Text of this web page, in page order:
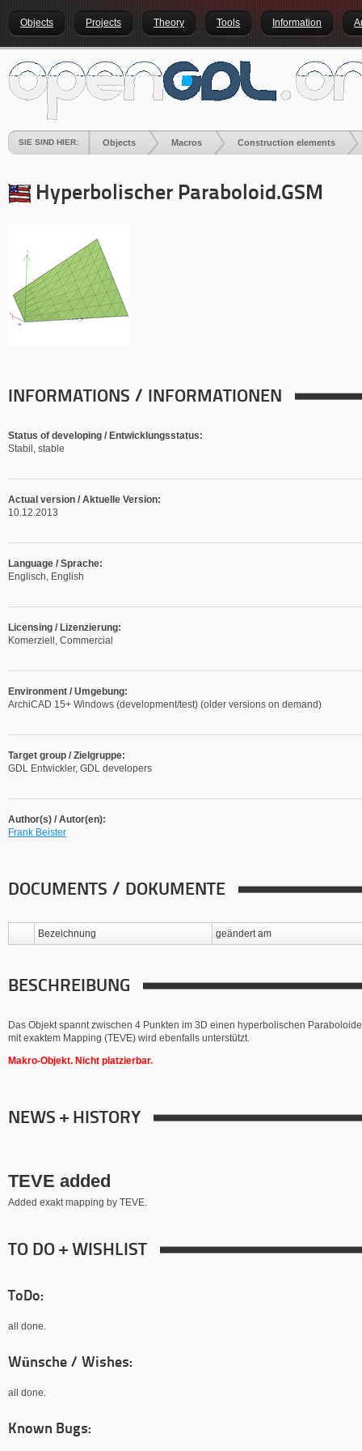
Objects Projects Theory Tools Information
SIE SIND HIER: Objects Macros Construction elements
Hyperbolischer Paraboloid.GSM
INFORMATIONS / INFORMATIONEN
Status of developing / Entwicklungsstatus:
Stabil, stable
Actual version / Aktuelle Version:
10.12.2013
Language / Sprache:
Englisch, English
Licensing / Lizenzierung:
Komerziell, Commercial
Environment / Umgebung:
ArchiCAD 15+ Windows (development/test) (older versions on demand)
Target group / Zielgruppe:
GDL Entwickler, GDL developers
Author(s) / Autor(en):
Frank Beister
DOCUMENTS / DOKUMENTE
Bezeichnung geändert am
BESCHREIBUNG
Das Objekt spannt zwischen 4 Punkten im 3D einen hyperbolischen
mit exaktem Mapping (TEVE) wird ebenfalls unterstützt.
Makro-Objekt. Nicht platzierbar.
NEWS + HISTORY
TEVE added
Added exakt mapping by TEVE.
TO DO + WISHLIST
ToDo:
all done.
Wünsche / Wishes:
all done.
Known Bugs: